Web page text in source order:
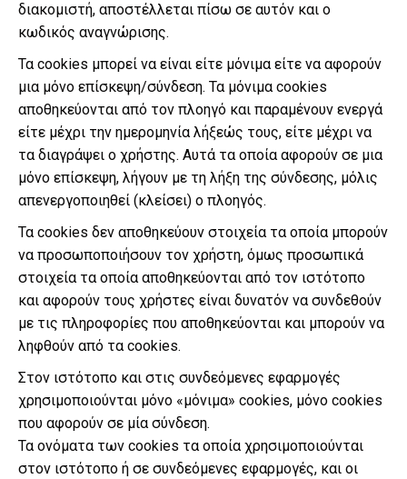
διακομιστή, αποστέλλεται πίσω σε αυτόν και ο
κωδικός αναγνώρισης.
Τα cookies μπορεί να είναι είτε μόνιμα είτε να αφορούν
μια μόνο επίσκεψη/σύνδεση. Τα μόνιμα cookies
αποθηκεύονται από τον πλοηγό και παραμένουν ενεργά
είτε μέχρι την ημερομηνία λήξεώς τους, είτε μέχρι να
τα διαγράψει ο χρήστης. Αυτά τα οποία αφορούν σε μια
μόνο επίσκεψη, λήγουν με τη λήξη της σύνδεσης, μόλις
απενεργοποιηθεί (κλείσει) ο πλοηγός.
Τα cookies δεν αποθηκεύουν στοιχεία τα οποία μπορούν
να προσωποποιήσουν τον χρήστη, όμως προσωπικά
στοιχεία τα οποία αποθηκεύονται από τον ιστότοπο
και αφορούν τους χρήστες είναι δυνατόν να συνδεθούν
με τις πληροφορίες που αποθηκεύονται και μπορούν να
ληφθούν από τα cookies.
Στον ιστότοπο και στις συνδεόμενες εφαρμογές
χρησιμοποιούνται μόνο «μόνιμα» cookies, μόνο cookies
που αφορούν σε μία σύνδεση.
Τα ονόματα των cookies τα οποία χρησιμοποιούνται
στον ιστότοπο ή σε συνδεόμενες εφαρμογές, και οι